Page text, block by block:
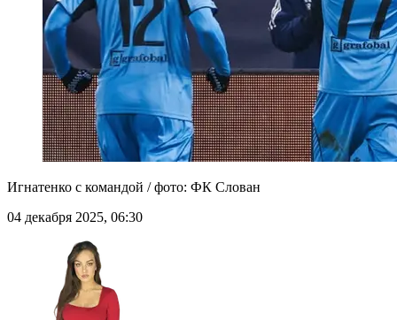
Игнатенко с командой / фото: ФК Слован
04 декабря 2025, 06:30